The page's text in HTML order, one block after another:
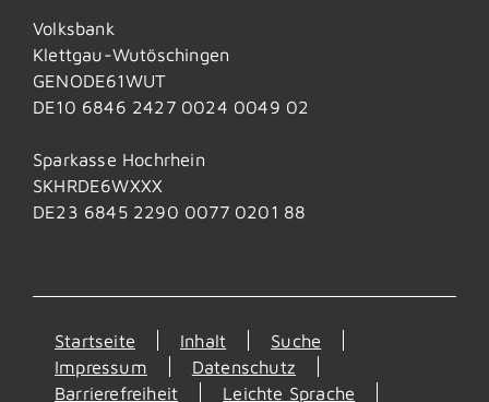
Volksbank
Klettgau-Wutöschingen
GENODE61WUT
DE10 6846 2427 0024 0049 02
Sparkasse Hochrhein
SKHRDE6WXXX
DE23 6845 2290 0077 0201 88
Startseite Inhalt
Suche
Impressum
Datenschutz
Barrierefreiheit
Leichte Sprache